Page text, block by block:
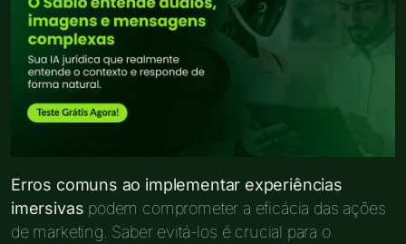
Erros comuns ao implementar experiências
imersivas podem comprometer a eficácia das ações
de marketing. Saber evitá-los é crucial para o